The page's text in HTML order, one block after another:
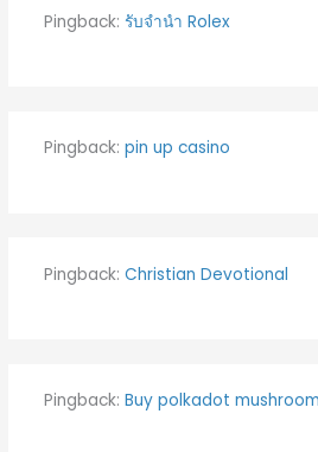
Pingback: รับจำนำ Rolex
Pingback: pin up casino
Pingback: Christian Devotional
Pingback: Buy polkadot